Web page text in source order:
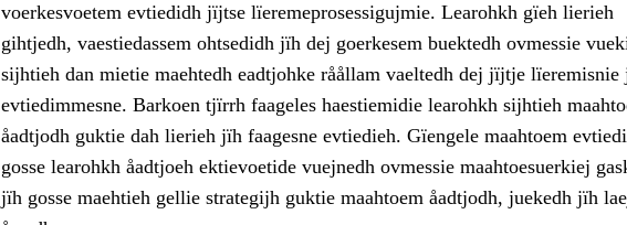
voerkesvoetem evtiedidh jïjtse lïeremeprosessigujmie. Learohkh gïeh lierieh
gihtjedh, vaestiedassem ohtsedidh jïh dej goerkesem buektedh ovmessie
sijhtieh dan mietie maehtedh eadtjohke råållam vaeltedh dej jïjtje lïeremisnie
evtiedimmesne. Barkoen tjïrrh faageles haestiemidie learohkh sijhtieh
åadtjodh guktie dah lierieh jïh faagesne evtiedieh. Gïengele maahtoem
gosse learohkh åadtjoeh ektievoetide vuejnedh ovmessie maahtoesuerkiej
jïh gosse maehtieh gellie strategijh guktie maahtoem åadtjodh, juekedh jïh